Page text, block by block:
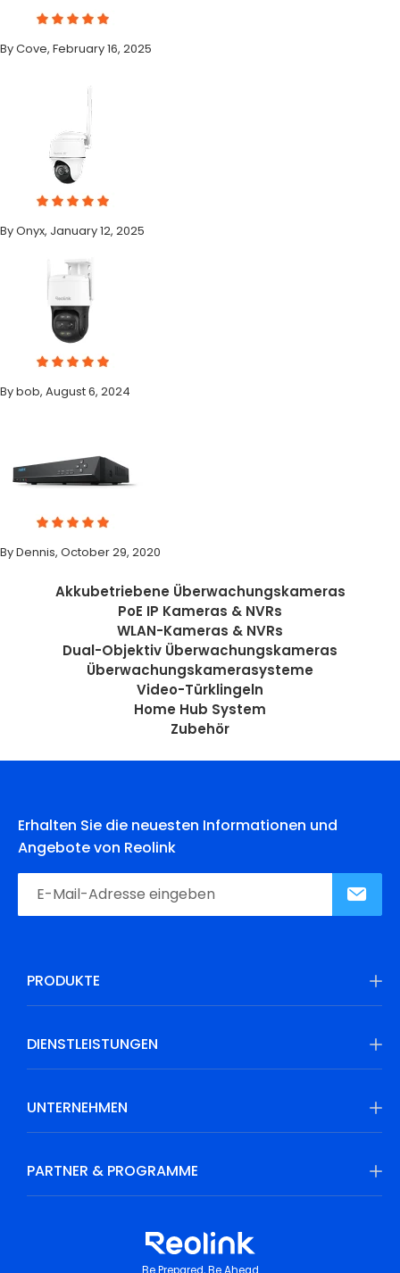
By Cove, February 16, 2025
By Onyx, January 12, 2025
By bob, August 6, 2024
By Dennis, October 29, 2020
Akkubetriebene Überwachungskameras
PoE IP Kameras & NVRs
WLAN-Kameras & NVRs
Dual-Objektiv Überwachungskameras
Überwachungskamerasysteme
Video-Türklingeln
Home Hub System
Zubehör
Erhalten Sie die neuesten Informationen und
Angebote von Reolink
PRODUKTE
DIENSTLEISTUNGEN
UNTERNEHMEN
PARTNER & PROGRAMME